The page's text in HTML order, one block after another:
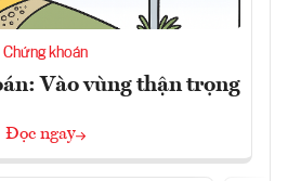
Chứng khoán
Vào vùng thận trọng
Đọc ngay